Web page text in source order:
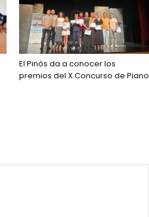
El Pinós da a conocer los
premios del X Concurso de Piano